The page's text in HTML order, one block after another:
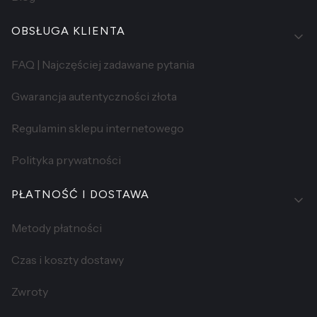
OBSŁUGA KLIENTA
FAQ | Najczęściej zadawane pytania
Gwarancja autentyczności złota
Regulamin sklepu internetowego
Polityka prywatności
PŁATNOŚĆ I DOSTAWA
Metody płatności
Czas i koszty dostawy
Zwroty